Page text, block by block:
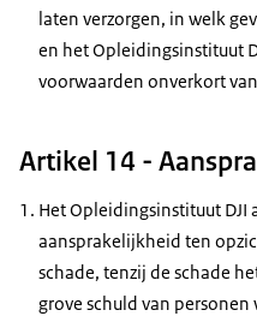
laten verzorgen, in welk
en het Opleidingsinstituut
voorwaarden onverkort
Artikel 14 -
Het Opleidingsinstituut DJI
aansprakelijkheid ten
schade, tenzij de schade
grove schuld van